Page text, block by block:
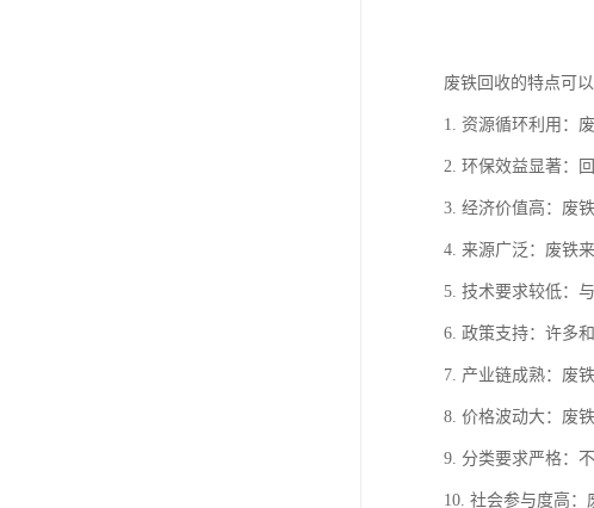
废铁回收的特点可
1. 资源循环利用：
2. 环保效益显著：
3. 经济价值高：废
4. 来源广泛：废铁
5. 技术要求较低：
6. 政策支持：许多
7. 产业链成熟：废
8. 价格波动大：废
9. 分类要求严格：
10. 社会参与度高：